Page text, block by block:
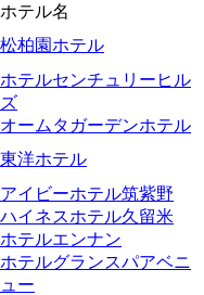
ホテル名
松柏園ホテル
ホテルセンチュリーヒル
ズ
オームタガーデンホテル
東洋ホテル
アイビーホテル筑紫野
ハイネスホテル久留米
ホテルエンナン
ホテルグランスパアベニ
ュー